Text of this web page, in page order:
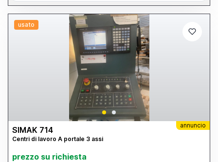
usato
annuncio
SIMAK 714
Centri di lavoro A portale 3 assi
prezzo su richiesta